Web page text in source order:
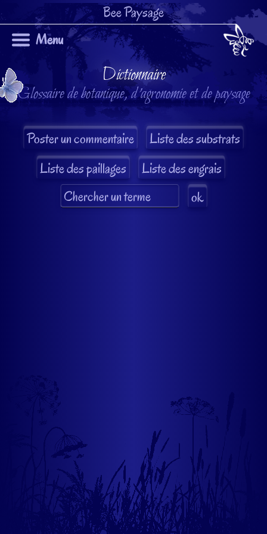
Bee Paysage
Menu
Dictionnaire
Glossaire de botanique, d'agronomie et de paysage
Liste des substrats
Liste des paillages
Liste des engrais